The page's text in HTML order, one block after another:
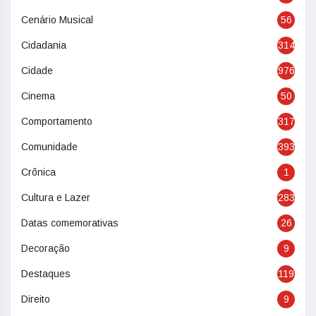
Cenário Musical 56
Cidadania 314
Cidade 976
Cinema 50
Comportamento 317
Comunidade 393
Crônica 1
Cultura e Lazer 283
Datas comemorativas 26
Decoração 9
Destaques 119
Direito 9